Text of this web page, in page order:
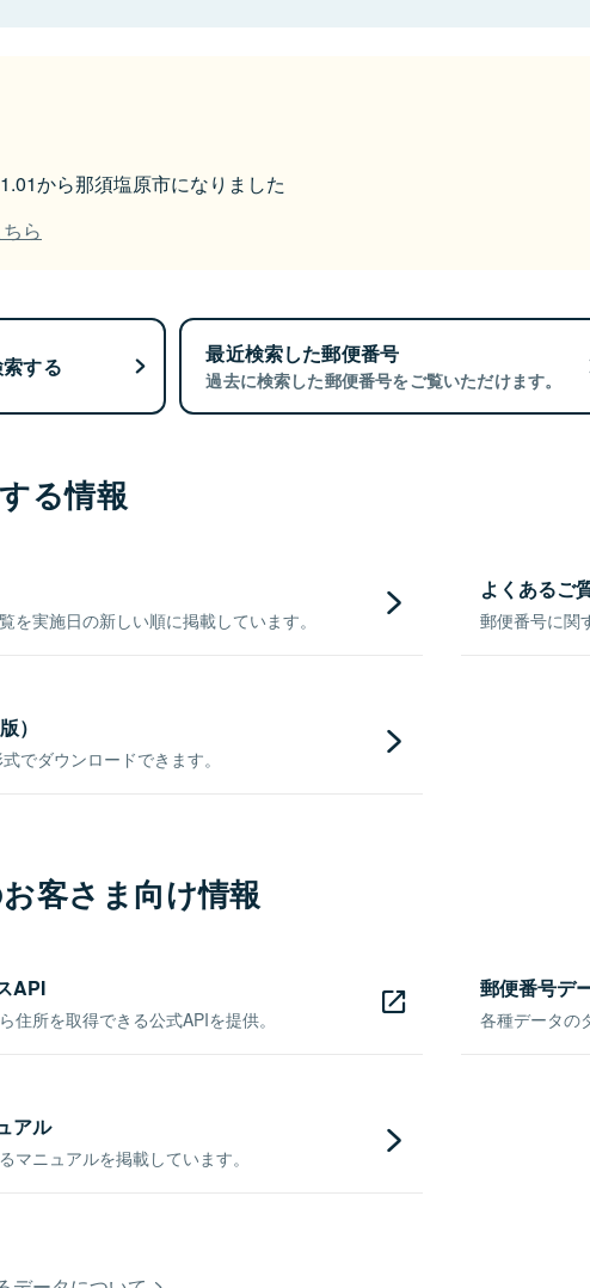
から那須塩原市になりました
ら
する 最近検索した郵便番号
過去に検索した郵便番号をご覧いただけます。
る情報
を実施日の新しい順に掲載しています。
よくあるご
郵便番号に関
）
でダウンロードできます。
客さま向け情報
API
住所を取得できる公式APIを提供。
郵便番号デ
各種データの
アル
マニュアルを掲載しています。